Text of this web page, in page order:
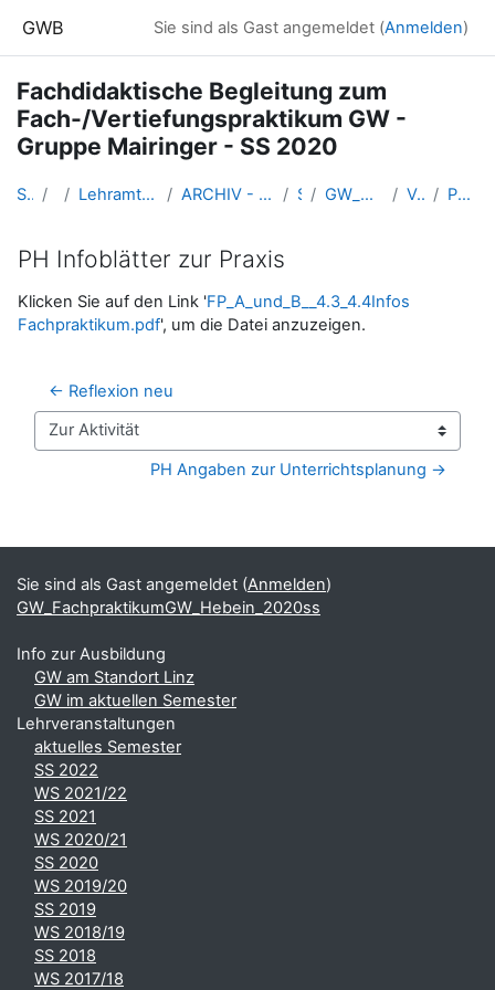
GWB Sie sind als Gast angemeldet (Anmelden)
Fachdidaktische Begleitung zum
Fach-/Vertiefungspraktikum GW -
Gruppe Mairinger - SS 2020
Startseite Kurse Lehramtsausbildung GW im Cluster Österreich Mitte ARCHIV - Lehrveranstaltungen am Standort Linz - seit 2016 SS_2020 GW_FachpraktikumGW_Hebein_2020ss Vorbesprechung PH Infoblätter zur Praxis
PH Infoblätter zur Praxis
Abschlussbedingungen
Klicken Sie auf den Link 'FP_A_und_B__4.3_4.4Infos
Fachpraktikum.pdf', um die Datei anzuzeigen.
← Reflexion neu
Zur Aktivität
PH Angaben zur Unterrichtsplanung →
Ergänzungsblöcke
Sie sind als Gast angemeldet (Anmelden)
GW_FachpraktikumGW_Hebein_2020ss
Info zur Ausbildung
GW am Standort Linz
GW im aktuellen Semester
Lehrveranstaltungen
aktuelles Semester
SS 2022
WS 2021/22
SS 2021
WS 2020/21
SS 2020
WS 2019/20
SS 2019
WS 2018/19
SS 2018
WS 2017/18